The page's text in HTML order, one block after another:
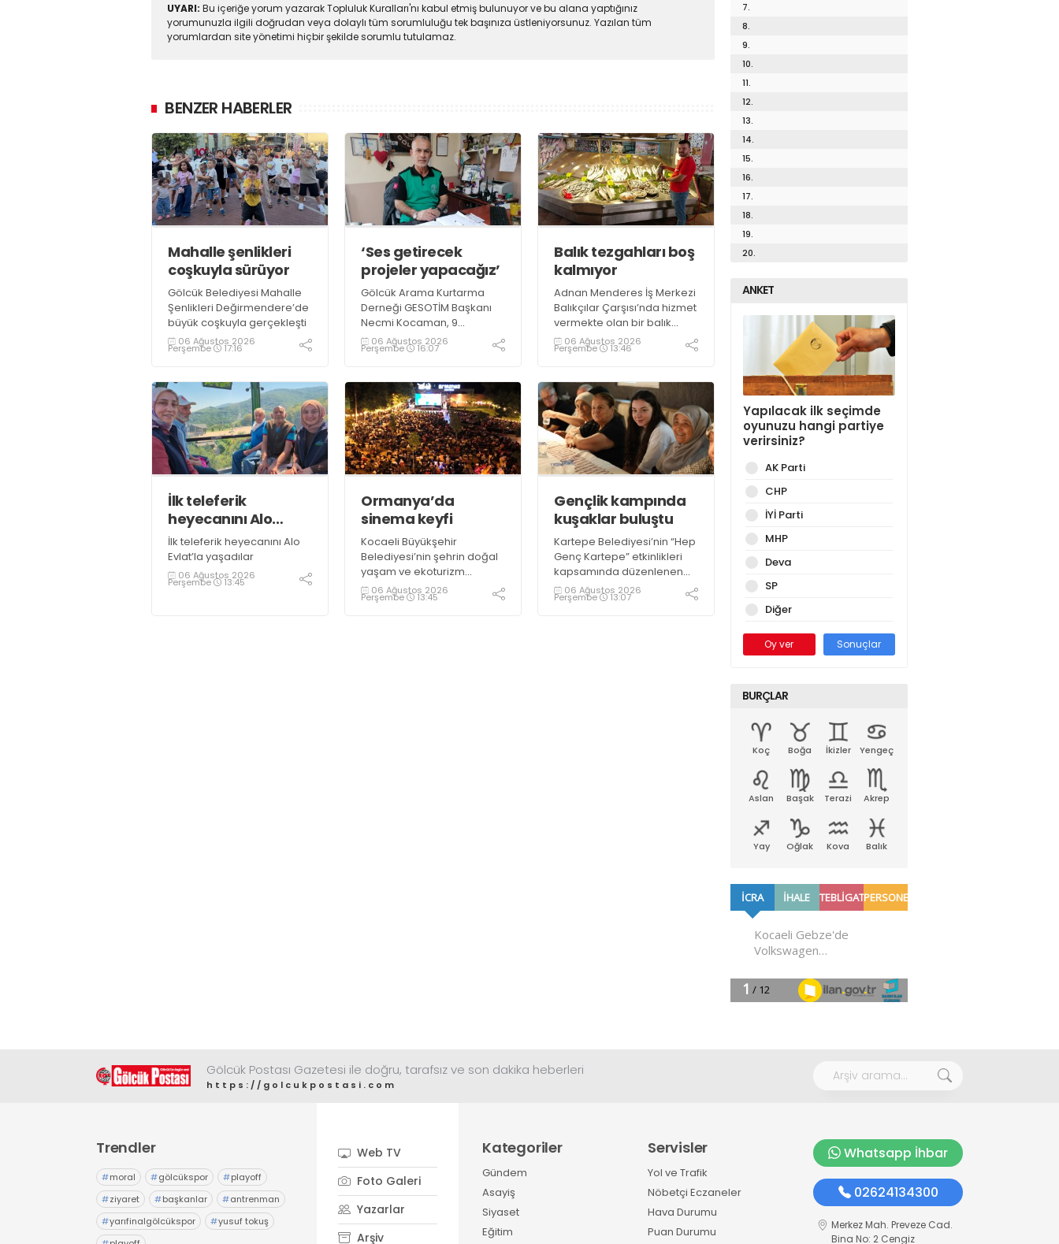
UYARI: Bu içeriğe yorum yazarak Topluluk Kuralları'nı kabul etmiş bulunuyor ve bu alana yaptığınız
yorumunuzla ilgili doğrudan veya dolaylı tüm sorumluluğu tek başınıza üstleniyorsunuz. Yazılan tüm
yorumlardan site yönetimi hiçbir şekilde sorumlu tutulamaz.
BENZER HABERLER
Mahalle şenlikleri
coşkuyla sürüyor
Gölcük Belediyesi Mahalle
Şenlikleri Değirmendere’de
büyük coşkuyla gerçekleşti
06 Ağustos 2026
Perşembe 17:16
‘Ses getirecek
projeler yapacağız’
Gölcük Arama Kurtarma
Derneği GESOTİM Başkanı
Necmi Kocaman, 9
Ağustos’ta gerçekleşecek
sınavın ardından 4. Akredite
tamamlayacaklarını ifade
ederek açıklamalarda
bulundu. Kocaman,
“Gölcük’te ve Kocaeli
genelinde ses getirecek
projelerimizi tek tek hayata
geçireceğiz” dedi
06 Ağustos 2026
Perşembe 16:07
Balık tezgahları boş
kalmıyor
Adnan Menderes İş Merkezi
Balıkçılar Çarşısı’nda hizmet
vermekte olan bir balık
restoranının işletme
sahiplerinden Emrah
tezgahlarda taze balık
bulunduğunu ifade ederek
“Yıl boyunca tezgahlarda
taze balık bulmak mümkün
oluyor” dedi
06 Ağustos 2026
Perşembe 13:46
İlk teleferik
heyecanını Alo
Evlat’la yaşadılar
İlk teleferik heyecanını Alo
Evlat’la yaşadılar
06 Ağustos 2026
Perşembe 13:45
Ormanya’da
sinema keyfi
Kocaeli Büyükşehir
Belediyesi’nin şehrin doğal
yaşam ve ekoturizm
merkezi Ormanya’da
düzenlediği “Gece
06 Ağustos 2026
Perşembe 13:45
Gençlik kampında
kuşaklar buluştu
Kartepe Belediyesi’nin “Hep
Genç Kartepe” etkinlikleri
kapsamında düzenlenen
Gençlik ve Gelişim Kampı’na
katılan gençler, Kocaeli
06 Ağustos 2026
Perşembe 13:07
7.
8.
9.
10.
11.
12.
13.
14.
15.
16.
17.
18.
19.
20.
ANKET
Yapılacak ilk seçimde
oyunuzu hangi partiye
verirsiniz?
AK Parti
CHP
İYİ Parti
MHP
Deva
SP
Diğer
Oy ver Sonuçlar
BURÇLAR
Koç Boğa İkizler Yengeç
Aslan Başak Terazi Akrep
Yay Oğlak Kova Balık
Gölcük Postası Gazetesi ile doğru, tarafsız ve son dakika heberleri
https://golcukpostasi.com
Trendler
#moral #gölcükspor #playoff
#ziyaret #başkanlar #antrenman
#yarıfinalgölcükspor #yusuf tokuş
Web TV
Foto Galeri
Yazarlar
Arşiv
Kategoriler
Gündem
Asayiş
Siyaset
Eğitim
Servisler
Yol ve Trafik
Nöbetçi Eczaneler
Hava Durumu
Puan Durumu
Whatsapp İhbar
02624134300
Merkez Mah. Preveze Cad.
Bina No: 2 Cengiz